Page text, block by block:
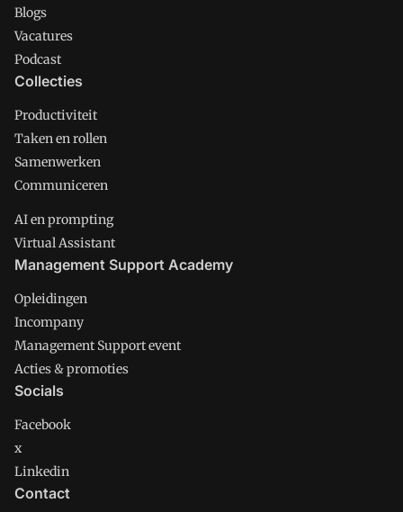
Blogs
Vacatures
Podcast
Collecties
Productiviteit
Taken en rollen
Samenwerken
Communiceren
AI en prompting
Virtual Assistant
Management Support Academy
Opleidingen
Incompany
Management Support event
Acties & promoties
Socials
Facebook
x
Linkedin
Contact